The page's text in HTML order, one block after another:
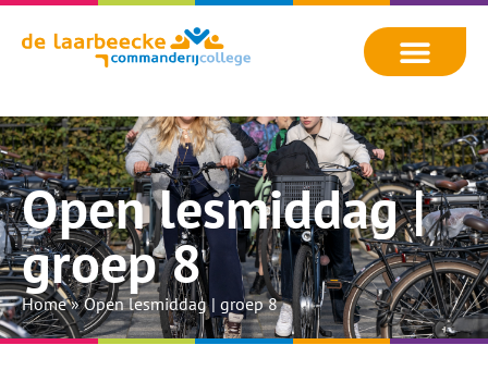
Open lesmiddag |
groep 8
Home»Open lesmiddag | groep 8